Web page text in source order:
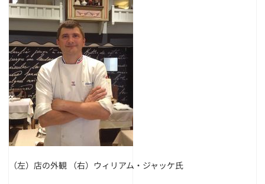
（左）店の外観 （右）ウィリアム・ジャッケ氏